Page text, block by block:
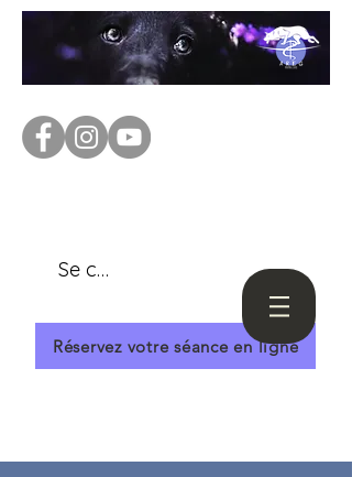
Se connecter
Réservez votre séance en ligne